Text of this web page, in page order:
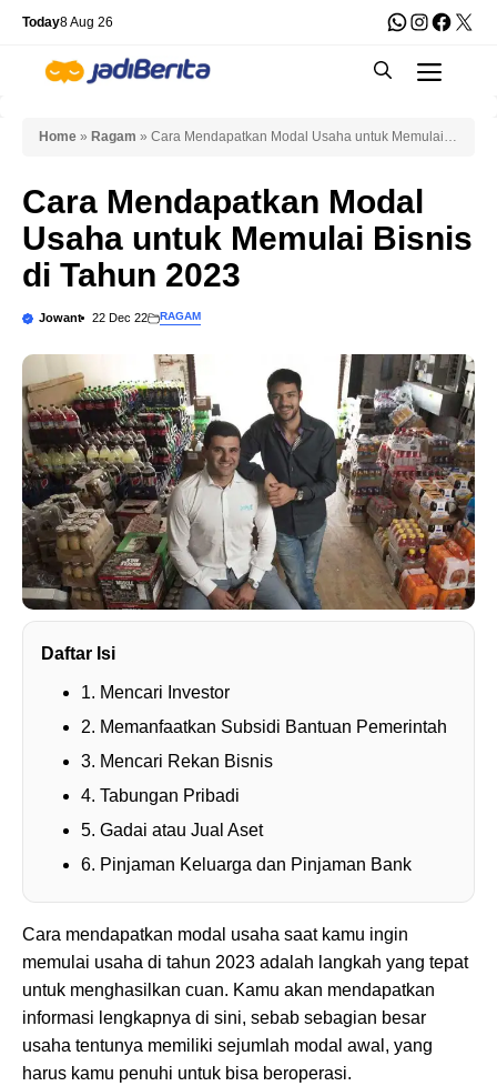
Skip
content
Today8 Aug 26 WhatsApp
X
Home » Ragam » Cara Mendapatkan Modal Usaha untuk Memulai
Cara Mendapatkan Modal
Usaha untuk Memulai Bisnis
di Tahun 2023
Jowant 22 Dec 22 RAGAM
Daftar Isi
1. Mencari Investor
2. Memanfaatkan Subsidi Bantuan Pemerintah
3. Mencari Rekan Bisnis
4. Tabungan Pribadi
5. Gadai atau Jual Aset
6. Pinjaman Keluarga dan Pinjaman Bank
Cara mendapatkan modal usaha saat kamu ingin
memulai usaha di tahun 2023 adalah langkah yang tepat
untuk menghasilkan cuan. Kamu akan mendapatkan
informasi lengkapnya di sini, sebab sebagian besar
usaha tentunya memiliki sejumlah modal awal, yang
harus kamu penuhi untuk bisa beroperasi.